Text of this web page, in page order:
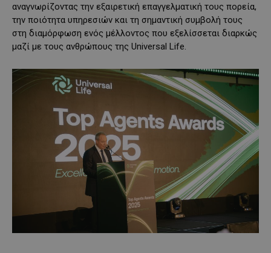
αναγνωρίζοντας την εξαιρετική επαγγελματική τους πορεία,
την ποιότητα υπηρεσιών και τη σημαντική συμβολή τους
στη διαμόρφωση ενός μέλλοντος που εξελίσσεται διαρκώς
μαζί με τους ανθρώπους της Universal Life.